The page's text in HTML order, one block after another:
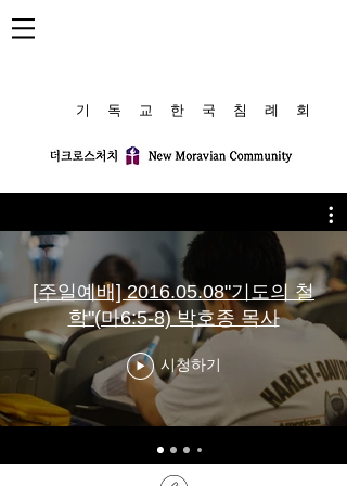
​기 독 교 한 국 침 례 회
[주일예배] 2016.05.08"기도의 철
학"(마6:5-8) 박호종 목사
시청하기